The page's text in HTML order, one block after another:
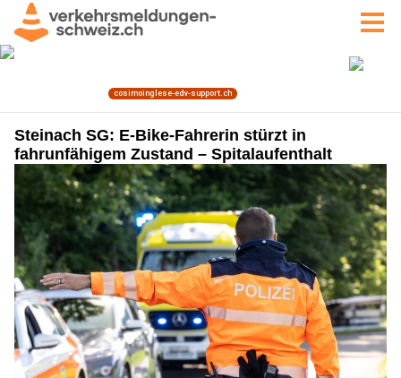
Steinach SG: E-Bike-Fahrerin stürzt in
fahrunfähigem Zustand – Spitalaufenthalt